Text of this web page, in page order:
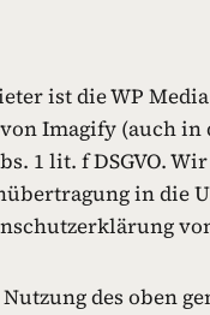
ist die WP Media
Imagify (auch in
1 lit. f DSGVO.
in die
des oben